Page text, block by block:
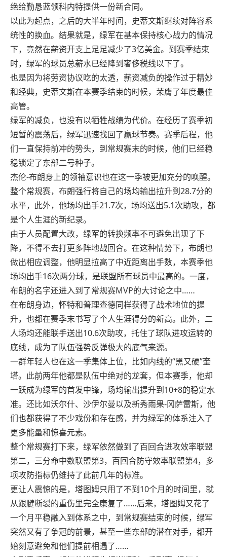
绝给勤恳蓝领科内特提供一份新合同。
以此为起点，之后的大半年时间，史蒂文斯继续对阵容系
统性的换血。结果就是，绿军在基本保持核心战力的情况
下，竟然在薪资开支上足足减少了3亿美金。到赛季结束
时，绿军的球员总薪水已经降到奢侈税线以下了。
也是因为将劳资协议吃的太透，薪资减负的操作过于精妙
和经典，史蒂文斯在本赛季结束的时候，荣膺了年度最佳
高管。
绿军的减负，也没有以牺牲战绩为代价。在经历了赛季初
短暂的震荡后，绿军迅速找回了赢球节奏。赛季后程，他
们一直保持前冲的势头，到常规赛末的时候，他们已经稳
稳锁定了东部二号种子。
杰伦-布朗身上的领袖意识也在这一季被更加充分的唤醒。
整个常规赛，布朗强行将自己的场均输出拉升到28.7分的
水平，此外，他场均出手21.7次，场均送出5.1次助攻，都
是个人生涯的新纪录。
由于人员配置大改，绿军的转换频率不可避免出现了下
降，不得不去打更多阵地战回合。在这种情势下，布朗也
做出相应调整，他明显拉高了中近距离出手数，本赛季他
场均出手16次两分球，是联盟所有球员中最高的。一度，
布朗的名字还进入到了常规赛MVP的大讨论之中……
在布朗身边，怀特和普理查德同样获得了战术地位的提
升，也都在赛季末书写了个人生涯得分的新高。此外，二
人场均还能联手送出10.6次助攻，托住了球队进攻运转的
底线，成为了队伍强势反弹极大的底气来源。
一群年轻人也在这一季集体上位，比如内线的“黑又硬”奎
塔。此前两年他都是队伍中绝对的龙套，但本赛季，他却
一跃成为绿军的首发中锋，场均输出提升到10+8的稳定水
准。还比如沃尔什、沙伊尔曼以及新秀雨果-冈萨雷斯，他
们也都获得了不少戏份和存在感，并为绿军的体系注入了
更多能量和惊喜元素。
整个常规赛打下来，绿军依然做到了百回合进攻效率联盟
第二，三分命中数联盟第3，百回合防守效率联盟第4，多
项攻防指标仍维持了此前几年的标准。
更让人震惊的是，塔图姆只用了不到10个月的时间里，就
从跟腱断裂的重伤里完全康复了……后来，塔图姆又花了
一个月平稳融入到体系之中，到常规赛结束的时候，绿军
突然又有了争冠的前景，甚至一些东部的潜在对手，都开
始刻意避免和他们提前相遇了……